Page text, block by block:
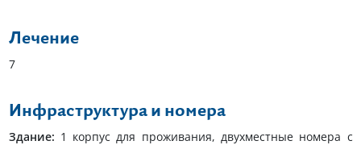
Лечение
7
Инфраструктура и номера
Здание: 1 корпус для проживания, двухместные номера с